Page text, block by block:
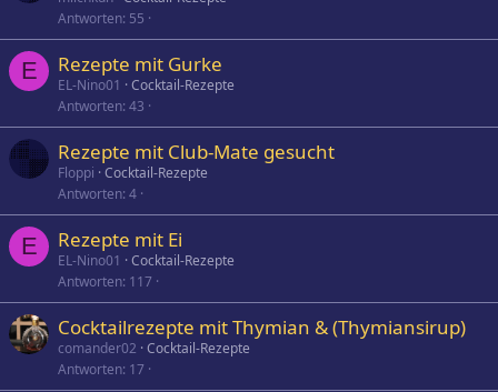
Antworten 55
E Rezepte mit Gurke
EL-Nino01
Cocktail-Rezepte
Antworten 43
Rezepte mit Club-Mate gesucht
Floppi Cocktail-Rezepte
Antworten 4
E Rezepte mit Ei
EL-Nino01
Cocktail-Rezepte
Antworten 117
Cocktailrezepte mit Thymian & (Thymiansirup)
comander02 Cocktail-Rezepte
Antworten 17